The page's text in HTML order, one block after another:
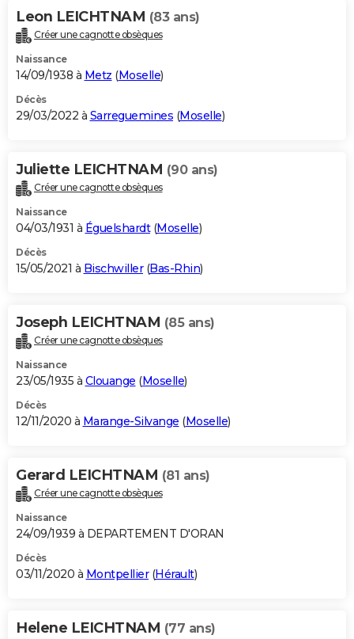
Leon LEICHTNAM (83 ans)
Créer une cagnotte obsèques
Naissance
14/09/1938 à Metz (Moselle)
Décès
29/03/2022 à Sarreguemines (Moselle)
Juliette LEICHTNAM (90 ans)
Créer une cagnotte obsèques
Naissance
04/03/1931 à Éguelshardt(Moselle)
Décès
15/05/2021 à Bischwiller(Bas-Rhin)
Joseph LEICHTNAM (85 ans)
Créer une cagnotte obsèques
Naissance
23/05/1935 à Clouange (Moselle)
Décès
12/11/2020 à Marange-Silvange (Moselle)
Gerard LEICHTNAM (81 ans)
Créer une cagnotte obsèques
Naissance
24/09/1939 à DEPARTEMENT D'ORAN
Décès
03/11/2020 à Montpellier(Hérault)
Helene LEICHTNAM (77 ans)